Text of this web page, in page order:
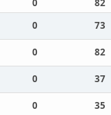
0
82
0
73
0
82
0
37
0
35